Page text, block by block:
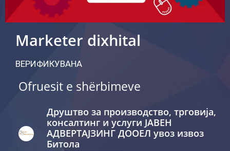
Marketer dixhital
ВЕРИФИКУВАНА
Ofruesit e shërbimeve
Друштво за производство, трговија,
консалтинг и услуги ЈАВЕН
АДВЕРТАЈЗИНГ ДООЕЛ увоз извоз
Битола